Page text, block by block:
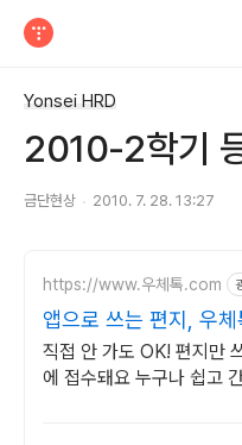
Yonsei HRD
2010-2학기
금단현상 2010. 7. 28. 13:27
https://www.우체톡.com
앱으로 쓰는 편지, 우체
직접 안 가도 OK! 편지만
에 접수돼요 누구나 쉽고